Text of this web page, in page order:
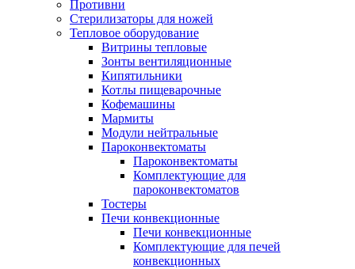
Противни
Стерилизаторы для ножей
Тепловое оборудование
Витрины тепловые
Зонты вентиляционные
Кипятильники
Котлы пищеварочные
Кофемашины
Мармиты
Модули нейтральные
Пароконвектоматы
Пароконвектоматы
Комплектующие для
пароконвектоматов
Тостеры
Печи конвекционные
Печи конвекционные
Комплектующие для печей
конвекционных